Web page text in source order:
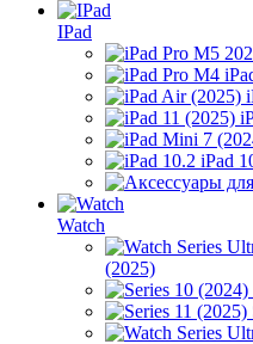
IPad
iPad
Watch
(2025)